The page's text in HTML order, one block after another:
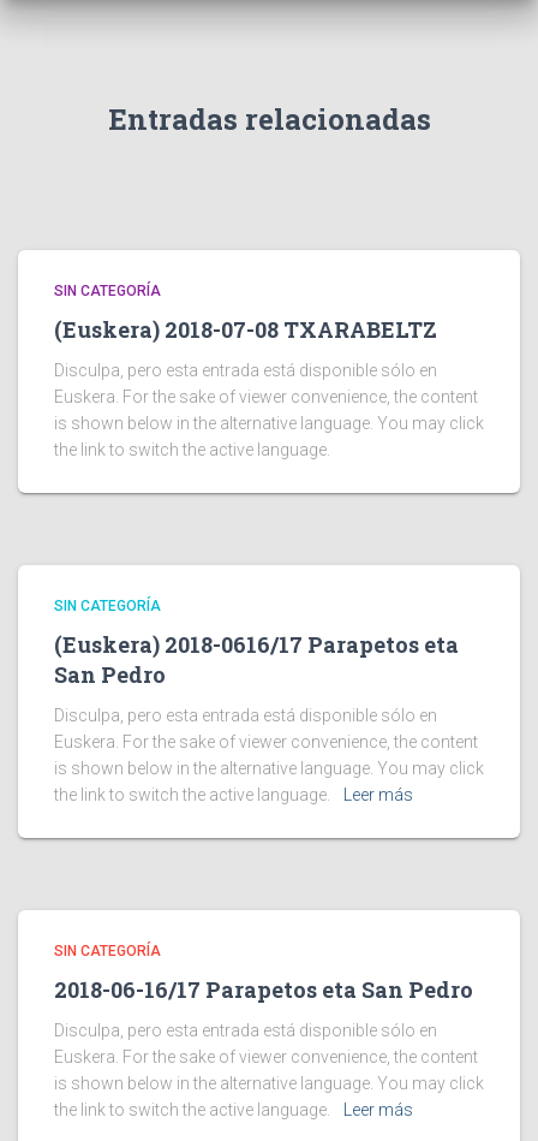
Entradas relacionadas
SIN CATEGORÍA
(Euskera) 2018-07-08 TXARABELTZ
Disculpa, pero esta entrada está disponible sólo en
Euskera. For the sake of viewer convenience, the content
is shown below in the alternative language. You may click
the link to switch the active language.
SIN CATEGORÍA
(Euskera) 2018-0616/17 Parapetos eta
San Pedro
Disculpa, pero esta entrada está disponible sólo en
Euskera. For the sake of viewer convenience, the content
is shown below in the alternative language. You may click
the link to switch the active language.
Leer más
SIN CATEGORÍA
2018-06-16/17 Parapetos eta San Pedro
Disculpa, pero esta entrada está disponible sólo en
Euskera. For the sake of viewer convenience, the content
is shown below in the alternative language. You may click
the link to switch the active language.
Leer más